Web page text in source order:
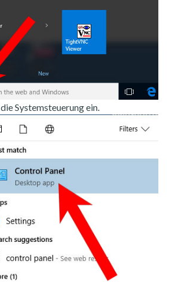
Systemsteuerung ein.